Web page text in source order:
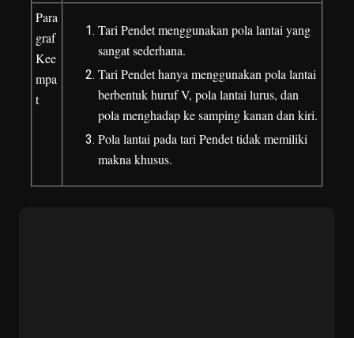
Para
graf
Kee
mpa
t
Tari Pendet menggunakan pola lantai yang
sangat sederhana.
Tari Pendet hanya menggunakan pola lantai
berbentuk huruf V, pola lantai lurus, dan
pola menghadap ke samping kanan dan kiri.
Pola lantai pada tari Pendet tidak memiliki
makna khusus.